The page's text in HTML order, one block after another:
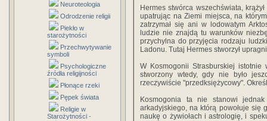
Neuroteologia
Odrodzenie religii
Piekło w
starożytności
Przechwytywanie
symboli
Psychologiczne
źródła religijności
Płonące rzeki
Pępek świata
Religie w
Starożytności -
Hermes stwórca wszechświata,
upatrując na Ziemi miejsca, na
zatrzymał się ani w lodowatym
ludzie nie znajdą tu warunków
przychylna do przyjęcia rodzaju
Ladonu. Tutaj Hermes stworzył
W Kosmogonii Strasburskiej istotnie
stworzony wtedy, gdy nie było
rzeczywiście "przedksiężycowy".
Kosmogonia ta nie stanowi
arkadyjskiego, na którą powołuje się
naukę o żywiołach i astrologię, i